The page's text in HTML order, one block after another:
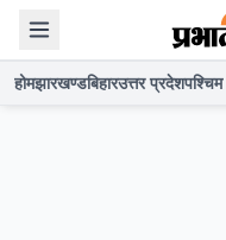
होमझारखण्डबिहारउत्तर प्रदेश